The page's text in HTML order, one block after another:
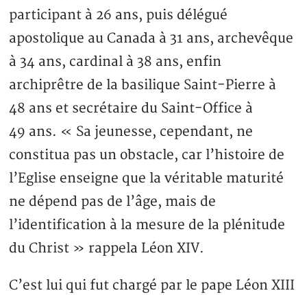
participant à 26 ans, puis délégué
apostolique au Canada à 31 ans, archevêque
à 34 ans, cardinal à 38 ans, enfin
archiprêtre de la basilique Saint-Pierre à
48 ans et secrétaire du Saint-Office à
49 ans. « Sa jeunesse, cependant, ne
constitua pas un obstacle, car l’histoire de
l’Eglise enseigne que la véritable maturité
ne dépend pas de l’âge, mais de
l’identification à la mesure de la plénitude
du Christ » rappela Léon XIV.
C’est lui qui fut chargé par le pape Léon XIII